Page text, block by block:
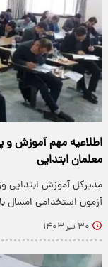
اطلاعیه مهم آموزش و
معلمان ابتدایی
مدیرکل آموزش ابتدایی
آزمون استخدامی
۳۰ تیر ۱۴۰۳